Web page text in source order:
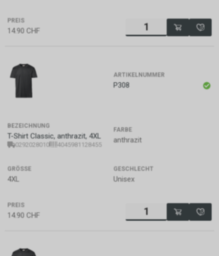
PREIS
14.90 CHF
ARTIKELNUMMER
P308
BEZEICHNUNG
T-Shirt Classic, anthrazit, 4XL
0292028010 4045981128455
FARBE
anthrazit
GRÖSSE
4XL
GESCHLECHT
Unisex
PREIS
14.90 CHF